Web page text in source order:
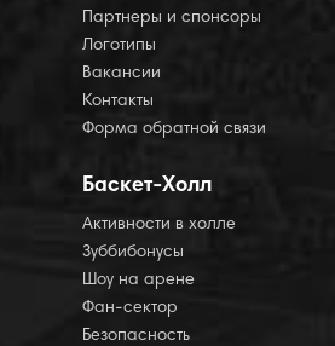
Партнеры и спонсоры
Логотипы
Вакансии
Контакты
Форма обратной связи
Баскет-Холл
Активности в холле
Зуббибонусы
Шоу на арене
Фан-сектор
Безопасность